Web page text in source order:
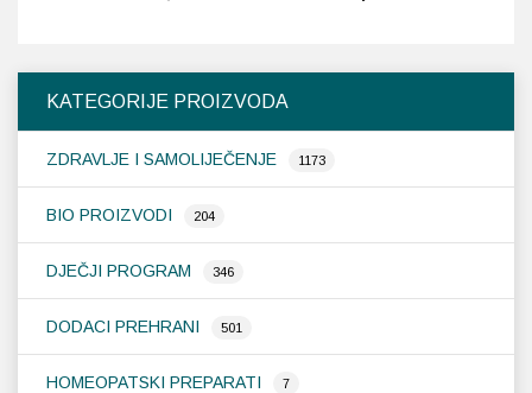
KATEGORIJE PROIZVODA
ZDRAVLJE I SAMOLIJEČENJE 1173
BIO PROIZVODI 204
DJEČJI PROGRAM 346
DODACI PREHRANI 501
HOMEOPATSKI PREPARATI 7